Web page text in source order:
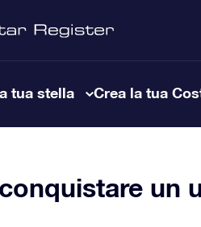
tua stella Crea la tua
un